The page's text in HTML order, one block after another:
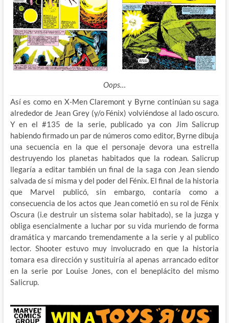
Oops…
Así es como en X-Men Claremont y Byrne continúan su saga
alrededor de Jean Grey (y/o Fénix) volviéndose al lado oscuro.
Y en el #135 de la serie, publicado ya con Jim Salicrup
habiendo firmado un par de números como editor, Byrne dibuja
una secuencia en la que el personaje devora una estrella
destruyendo los planetas habitados que la rodean. Salicrup
llegaría a editar también un final de la saga con Jean siendo
salvada de sí misma y del poder del Fénix. El final de la historia
que Marvel publicó, sin embargo, contaría como a
consecuencia de los actos que Jean cometió en su rol de Fénix
Oscura (i.e destruir un sistema solar habitado), se la juzga y
obliga esencialmente a luchar por su vida muriendo de forma
dramática y marcando tremendamente a la serie y al publico
lector. Shooter estuvo muy involucrado en que la historia
tomara esa dirección y sustituiría al apenas arrancado editor
en la serie por Louise Jones, con el beneplácito del mismo
Salicrup.